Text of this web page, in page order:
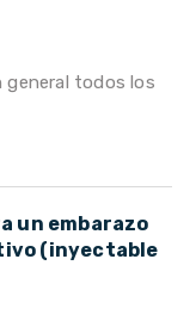
general todos los
un embarazo
(inyectable